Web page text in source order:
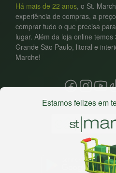
Há mais de 22 anos, o St.
experiência de compras, a
comprar tudo o que precisa
lugar. Além da loja online
Grande São Paulo, litoral e
Marche!
Baixe
Estamos felizes em